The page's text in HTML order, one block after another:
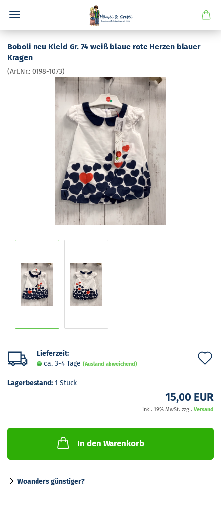
Bobo­li neu Kleid Gr. 74 weiß blaue rote Her­zen blau­er
Kra­gen
(Art.Nr.: 0198-​1073)
Lieferzeit:
ca. 3-4 Tage (Ausland abweichend)
Lagerbestand: 1 Stück
15,00 EUR
inkl. 19% MwSt. zzgl. Versand
In den Warenkorb
Woanders günstiger?